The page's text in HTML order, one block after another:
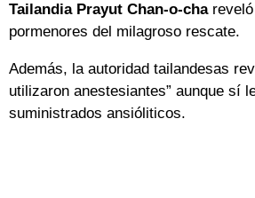
Tailandia Prayut Chan-o-chareveló
pormenores del milagroso rescate.
Además, la autoridad tailandesas
utilizaron anestesiantes” aunque sí
suministrados ansióliticos.